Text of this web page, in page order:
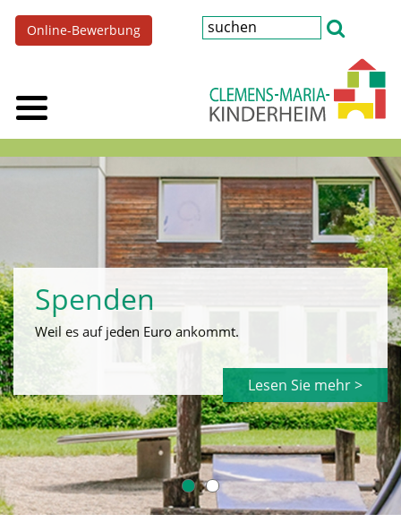
Online-Bewerbung
Spenden
Weil es auf jeden Euro ankommt.
Lesen Sie mehr >